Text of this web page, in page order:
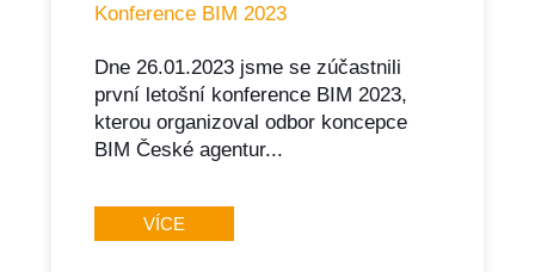
Konference BIM 2023
Dne 26.01.2023 jsme se zúčastnili
první letošní konference BIM 2023,
kterou organizoval odbor koncepce
BIM České agentur...
VÍCE